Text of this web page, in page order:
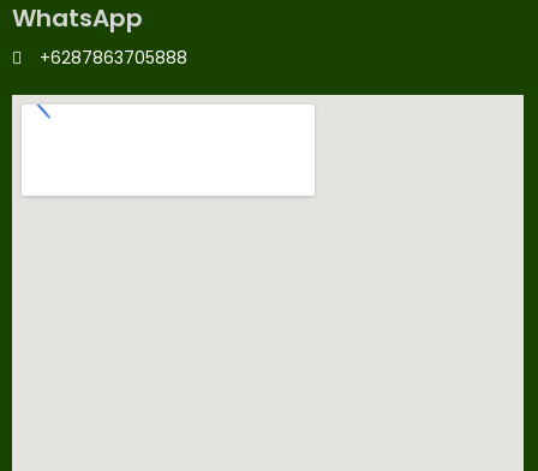
WhatsApp
+6287863705888